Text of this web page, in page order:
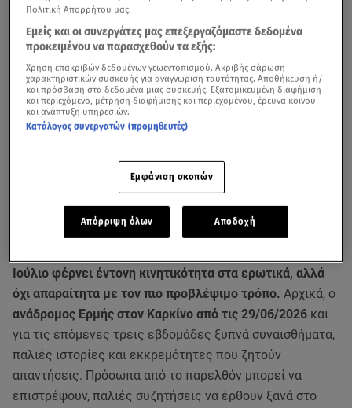
Ιούλιο φέρνει έντονη κινητικότητα στα ερωτικά, αλλά
όχι απαραίτητα με τον πιο προβλέψιμο τρόπο. Αρχικά, ο
ανάδρομος Ερμής στον Καρκίνο από τις 29/06/2026 και
για τις επόμενες τρεις εβδομάδες ξυπνά συναισθήματα,
παλιές ιστορίες και εκκρεμότητες που ζητούν
απαντήσεις. Πρόσωπα από το παρελθόν μπορεί να
επιστρέψουν, παλιές συζητήσεις να έρθουν ξανά στο
Πολιτική Απορρήτου μας.
Εμείς και οι συνεργάτες μας επεξεργαζόμαστε δεδομένα
προκειμένου να παρασχεθούν τα εξής:
Χρήση επακριβών δεδομένων γεωεντοπισμού. Ακριβής σάρωση
χαρακτηριστικών συσκευής για αναγνώριση ταυτότητας. Αποθήκευση ή/
και πρόσβαση στα δεδομένα μιας συσκευής. Εξατομικευμένη διαφήμιση
και περιεχόμενο, μέτρηση διαφήμισης και περιεχομένου, έρευνα κοινού
και ανάπτυξη υπηρεσιών.
Κατάλογος συνεργατών (προμηθευτές)
Εμφάνιση σκοπών
Απόρριψη όλων Αποδοχή